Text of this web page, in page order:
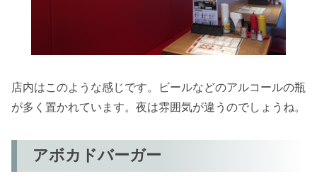
店内はこのような感じです。ビールなどのアルコールの瓶
が多く置かれています。夜は雰囲気が違うのでしょうね。
アボカドバーガー